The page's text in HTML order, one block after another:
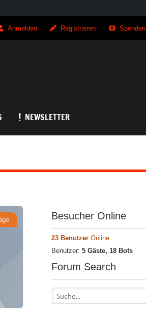
Anmelden Registrieren Spenden
NEWSLETTER
Besucher Online
23 Benutzer Online
Benutzer:5 Gäste, 18 Bots
Forum Search